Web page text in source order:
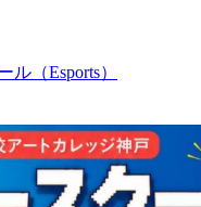
ル（Esports）